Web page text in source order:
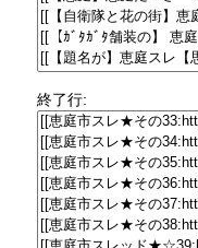
終了行: